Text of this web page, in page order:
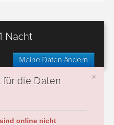
Nacht
Meine Daten ändern
×
für die Daten
online nicht